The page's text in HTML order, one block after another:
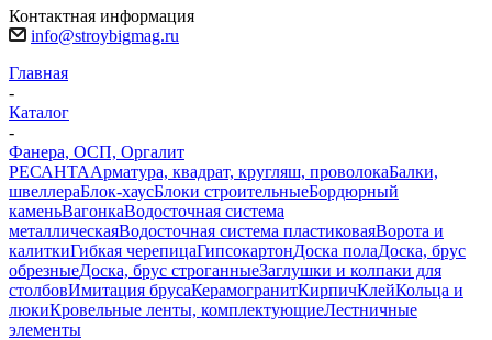
Контактная информация
info@stroybigmag.ru
Главная
-
Каталог
-
Фанера, ОСП, Оргалит
РЕСАНТААрматура, квадрат, кругляш, проволокаБалки,
швеллераБлок-хаусБлоки строительныеБордюрный
каменьВагонкаВодосточная система
металлическаяВодосточная система пластиковаяВорота и
калиткиГибкая черепицаГипсокартонДоска полаДоска, брус
обрезныеДоска, брус строганныеЗаглушки и колпаки для
столбовИмитация брусаКерамогранитКирпичКлейКольца и
люкиКровельные ленты, комплектующиеЛестничные
элементы